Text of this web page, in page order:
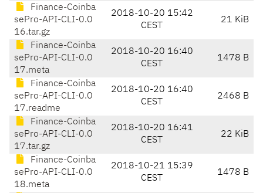
Finance-Coinba
sePro-API-CLI-0.0
16.tar.gz
2018-10-20 15:42
CEST
21 KiB
Finance-Coinba
sePro-API-CLI-0.0
17.meta
2018-10-20 16:40
CEST
1478 B
Finance-Coinba
sePro-API-CLI-0.0
17.readme
2018-10-20 16:40
CEST
2468 B
Finance-Coinba
sePro-API-CLI-0.0
17.tar.gz
2018-10-20 16:41
CEST
22 KiB
Finance-Coinba
sePro-API-CLI-0.0
18.meta
2018-10-21 15:39
CEST
1478 B